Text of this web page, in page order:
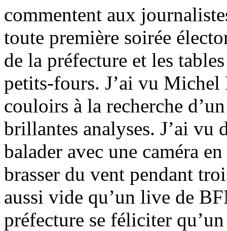
commentent aux
toute première soirée
de la préfecture et les
petits-fours. J’ai vu Michel
couloirs à la recherche
brillantes analyses. J’ai vu
balader avec une caméra
brasser du vent pendant
aussi vide qu’un live de
préfecture se féliciter